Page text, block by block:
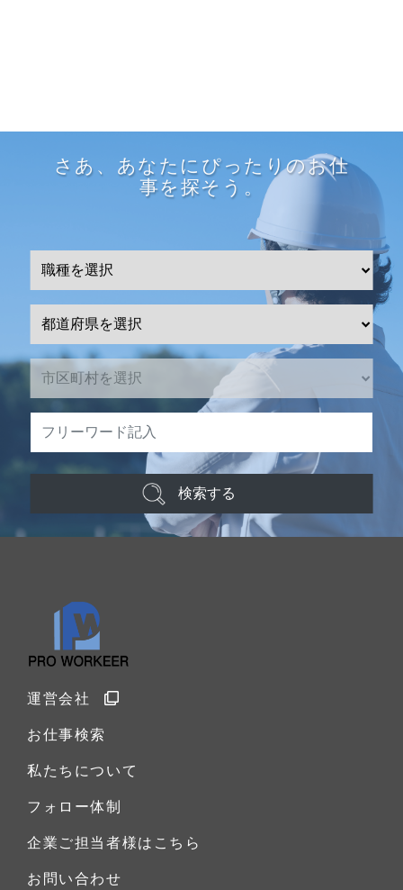
さあ、あなたにぴったりのお仕
事を探そう。
検索する
運営会社
お仕事検索
私たちについて
フォロー体制
企業ご担当者様はこちら
お問い合わせ